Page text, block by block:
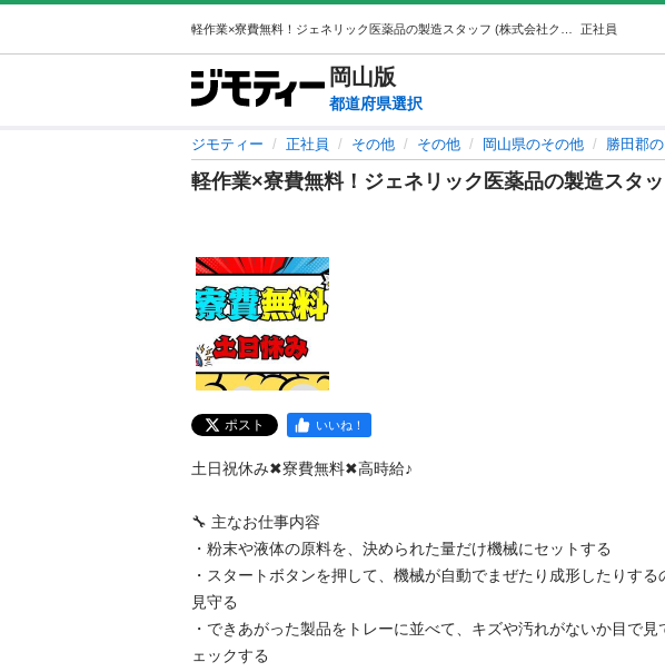
正社員
岡山版
都道府県選択
ジモティー 正社員 その他 その他 岡山県のその他 勝田郡
軽作業×寮費無料！ジェネリック医薬品の製造スタ
ポスト いいね！
土日祝休み✖寮費無料✖高時給♪
🔧 主なお仕事内容
・粉末や液体の原料を、決められた量だけ機械にセットする
・スタートボタンを押して、機械が自動でまぜたり成形したりする
見守る
・できあがった製品をトレーに並べて、キズや汚れがないか目で見
ェックする